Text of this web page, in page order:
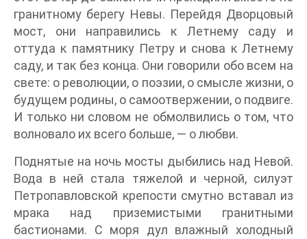
гранитному берегу Невы. Перейдя Дворцовый
мост, они направились к Летнему саду и
оттуда к памятнику Петру и снова к Летнему
саду, и так без конца. Они говорили обо всем на
свете: о революции, о поэзии, о смысле жизни, о
будущем родины, о самоотвержении, о подвиге.
И только ни словом не обмолвились о том, что
волновало их всего больше, — о любви.
Поднятые на ночь мосты дыбились над Невой.
Вода в ней стала тяжелой и черной, силуэт
Петропавловской крепости смутно вставал из
мрака над приземистыми гранитными
бастионами. С моря дул влажный холодный